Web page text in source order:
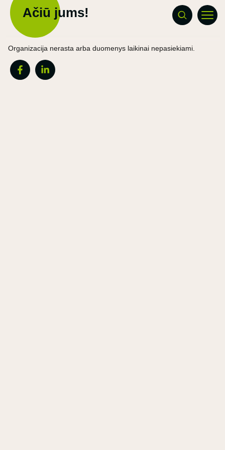
Ačiū jums!
Organizacija nerasta arba duomenys laikinai nepasiekiami.